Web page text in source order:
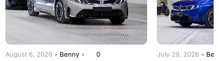
August 6, 2026 • Benny • 0 July 29, 2026 •